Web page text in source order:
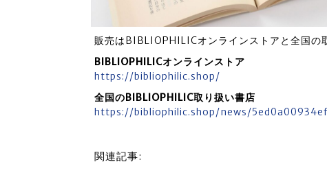
販売はBIBLIOPHILICオンラインストアと全国の
BIBLIOPHILICオンラインストア
https://bibliophilic.shop/
全国のBIBLIOPHILIC取り扱い書店
https://bibliophilic.shop/news/
関連記事: